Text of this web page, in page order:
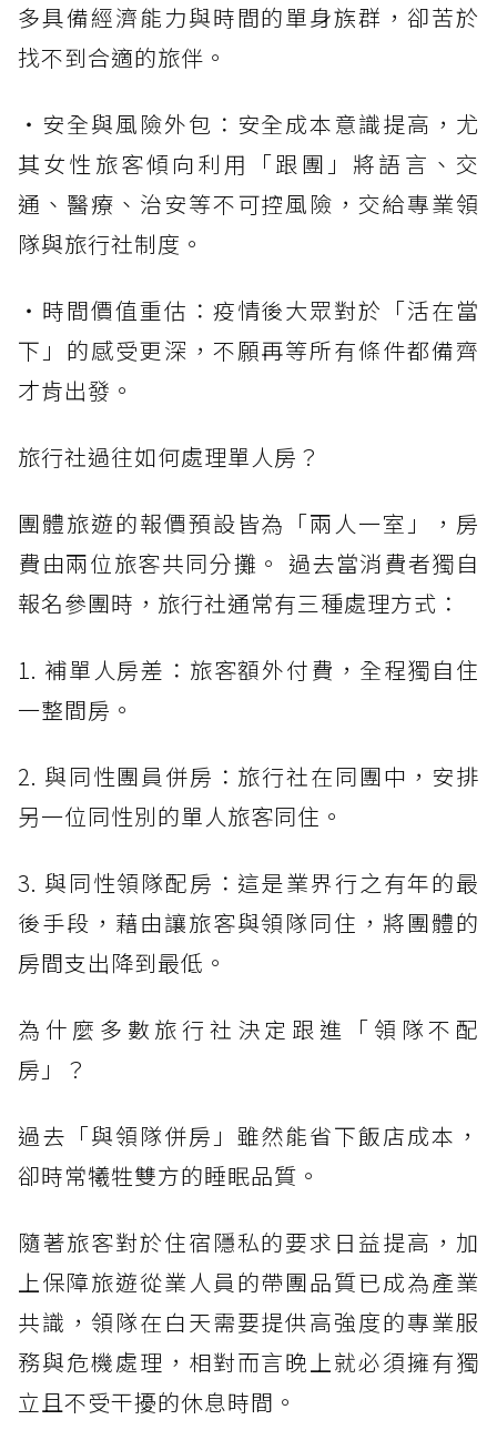
多具備經濟能力與時間的單身族群，卻苦於
找不到合適的旅伴。
・安全與風險外包：安全成本意識提高，尤
其女性旅客傾向利用「跟團」將語言、交
通、醫療、治安等不可控風險，交給專業領
隊與旅行社制度。
・時間價值重估：疫情後大眾對於「活在當
下」的感受更深，不願再等所有條件都備齊
才肯出發。
旅行社過往如何處理單人房？
團體旅遊的報價預設皆為「兩人一室」，房
費由兩位旅客共同分攤。 過去當消費者獨自
報名參團時，旅行社通常有三種處理方式：
1. 補單人房差：旅客額外付費，全程獨自住
一整間房。
2. 與同性團員併房：旅行社在同團中，安排
另一位同性別的單人旅客同住。
3. 與同性領隊配房：這是業界行之有年的最
後手段，藉由讓旅客與領隊同住，將團體的
房間支出降到最低。
為什麼多數旅行社決定跟進「領隊不配
房」？
過去「與領隊併房」雖然能省下飯店成本，
卻時常犧牲雙方的睡眠品質。
隨著旅客對於住宿隱私的要求日益提高，加
上保障旅遊從業人員的帶團品質已成為產業
共識，領隊在白天需要提供高強度的專業服
務與危機處理，相對而言晚上就必須擁有獨
立且不受干擾的休息時間。